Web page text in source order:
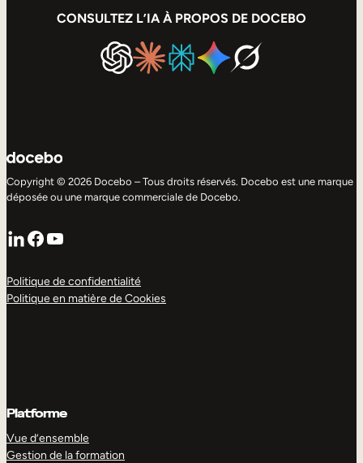
CONSULTEZ L’IA À PROPOS DE DOCEBO
Copyright © 2026 Docebo – Tous droits réservés. Docebo est une marque
déposée ou une marque commerciale de Docebo.
LinkedIn
Facebook
YouTube
Politique de confidentialité
Politique en matière de Cookies
Platforme
Vue d’ensemble
Gestion de la formation